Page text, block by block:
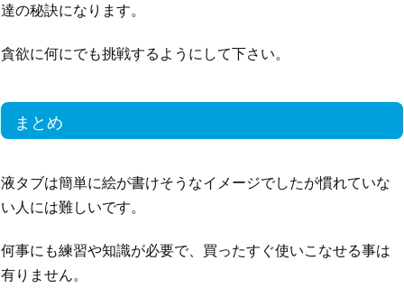
達の秘訣になります。
貪欲に何にでも挑戦するようにして下さい。
まとめ
液タブは簡単に絵が書けそうなイメージでしたが慣れていな
い人には難しいです。
何事にも練習や知識が必要で、買ったすぐ使いこなせる事は
有りません。